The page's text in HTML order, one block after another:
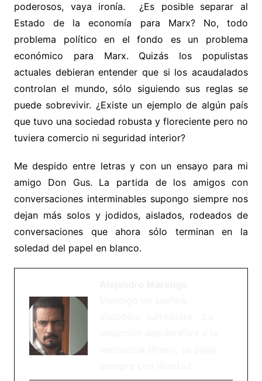
poderosos, vaya ironía. ¿Es posible separar al
Estado de la economía para Marx? No, todo
problema político en el fondo es un problema
económico para Marx. Quizás los populistas
actuales debieran entender que si los acaudalados
controlan el mundo, sólo siguiendo sus reglas se
puede sobrevivir. ¿Existe un ejemplo de algún país
que tuvo una sociedad robusta y floreciente pero no
tuviera comercio ni seguridad interior?
Me despido entre letras y con un ensayo para mi
amigo Don Gus. La partida de los amigos con
conversaciones interminables supongo siempre nos
dejan más solos y jodidos, aislados, rodeados de
conversaciones que ahora sólo terminan en la
soledad del papel en blanco.